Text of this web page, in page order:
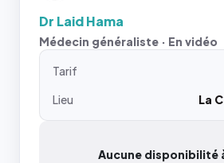
Dr Laid Hama
Médecin généraliste · En vidéo
Tarif
Lieu
La
Aucune disponibilité